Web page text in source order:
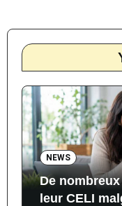
NEWS
De
leur CELI